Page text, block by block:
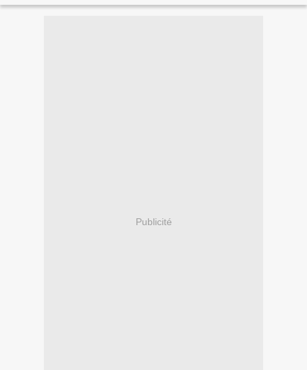
Publicité